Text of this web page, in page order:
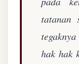
tatanan
hak hak